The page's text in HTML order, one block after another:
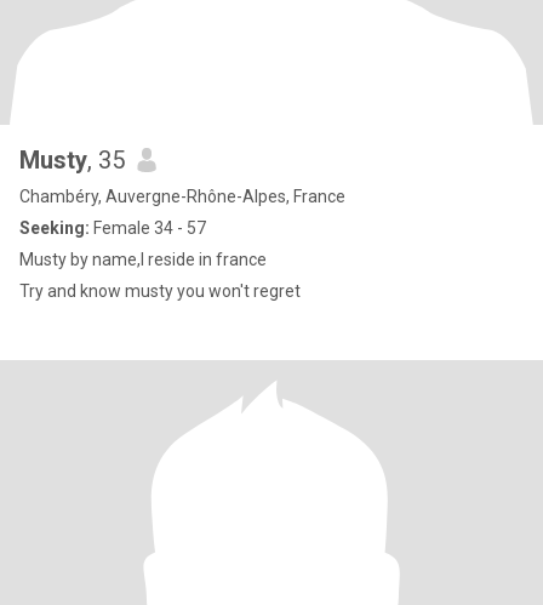
Musty, 35
Chambéry, Auvergne-Rhône-Alpes, France
Seeking: Female 34 - 57
Musty by name,I reside in france
Try and know musty you won't regret